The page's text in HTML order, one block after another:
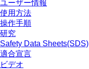
ユーザー情報
使用方法
操作手順
研究
Safety Data Sheets(SDS)
適合宣言
ビデオ